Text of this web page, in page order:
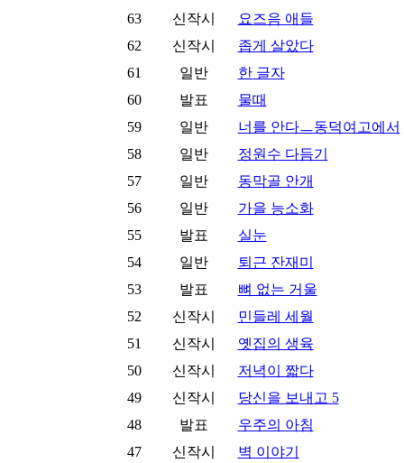
63
신작시
요즈음 애들
62
신작시
좁게 살았다
61
일반
한 글자
60
발표
물때
59
일반
너를 안다ㅡ동덕여고에서
58
일반
정원수 다듬기
57
일반
동막골 안개
56
일반
가을 능소화
55
발표
실눈
54
일반
퇴근 잔재미
53
발표
뼈 없는 거울
52
신작시
민들레 세월
51
신작시
옛집의 생육
50
신작시
저녁이 짧다
49
신작시
당신을 보내고 5
48
발표
우주의 아침
47
신작시
벽 이야기